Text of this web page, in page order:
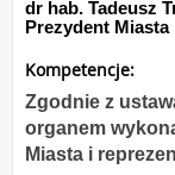
dr hab. Tadeusz
Prezydent Miasta
Kompetencje:
Zgodnie z
organem
Miasta i